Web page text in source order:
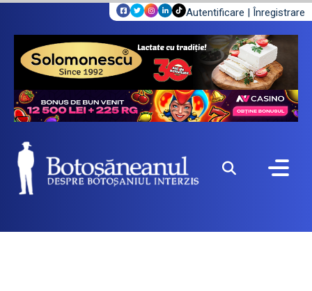
Autentificare | Înregistrare